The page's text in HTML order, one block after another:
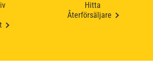
Hitta
Återförsäljare